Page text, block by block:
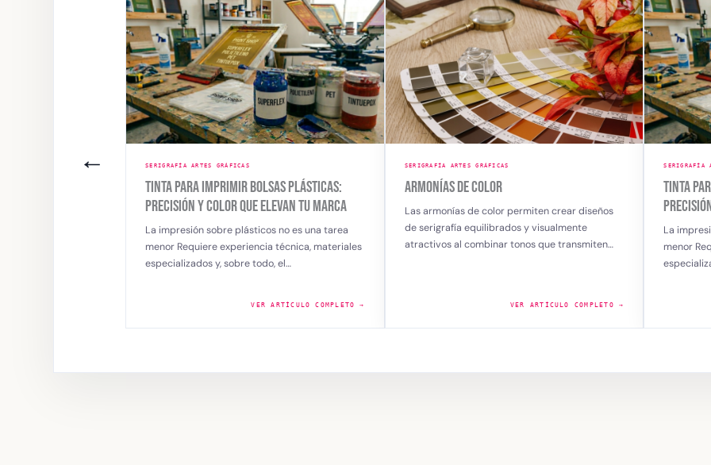
← SERIGRAFÍA ARTES GRÁFICAS
ARMONÍAS DE COLOR
Las armonías de color permiten crear diseños
de serigrafía equilibrados y visualmente
atractivos al combinar tonos que transmiten…
VER ARTÍCULO COMPLETO →
SERIGRAFÍA ARTES GRÁFICAS
TINTA PARA IMPRIMIR BOLSAS PLÁSTICAS:
PRECISIÓN Y COLOR QUE ELEVAN TU MARCA
La impresión sobre plásticos no es una tarea
menor Requiere experiencia técnica, materiales
VER ARTÍCULO COMPLETO →
Las
de